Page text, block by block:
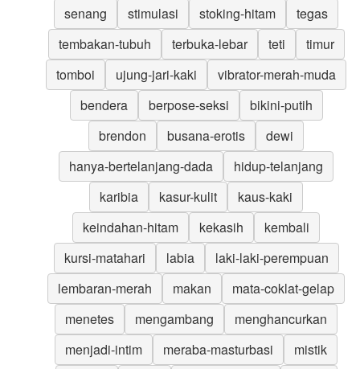
senang
stimulasi stoking-hitam
tegas
tembakan-tubuh
terbuka-lebar teti
timur
tomboi
ujung-jari-kaki
vibrator-merah-muda
bendera
berpose-seksi
bikini-putih
brendon
busana-erotis
dewi
hanya-bertelanjang-dada
hidup-telanjang
karibia
kasur-kulit
kaus-kaki
keindahan-hitam
kekasih
kembali
kursi-matahari
labia
laki-laki-perempuan
lembaran-merah
makan
mata-coklat-gelap
menetes
mengambang
menghancurkan
menjadi-intim
meraba-masturbasi
mistik